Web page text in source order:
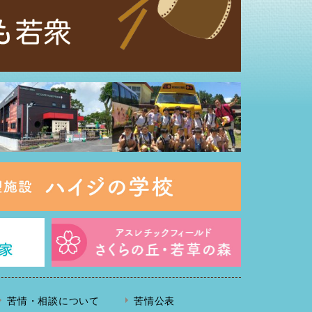
苦情・相談について 苦情公表